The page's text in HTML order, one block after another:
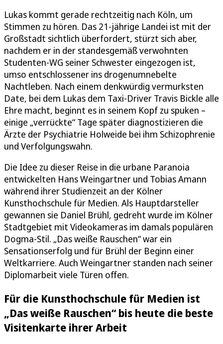
Lukas kommt gerade rechtzeitig nach Köln, um
Stimmen zu hören. Das 21-jährige Landei ist mit der
Großstadt sichtlich überfordert, stürzt sich aber,
nachdem er in der standesgemäß verwohnten
Studenten-WG seiner Schwester eingezogen ist,
umso entschlossener ins drogenumnebelte
Nachtleben. Nach einem denkwürdig vermurksten
Date, bei dem Lukas dem Taxi-Driver Travis Bickle alle
Ehre macht, beginnt es in seinem Kopf zu spuken –
einige „verrückte“ Tage später diagnostizieren die
Ärzte der Psychiatrie Holweide bei ihm Schizophrenie
und Verfolgungswahn.
Die Idee zu dieser Reise in die urbane Paranoia
entwickelten Hans Weingartner und Tobias Amann
während ihrer Studienzeit an der Kölner
Kunsthochschule für Medien. Als Hauptdarsteller
gewannen sie Daniel Brühl, gedreht wurde im Kölner
Stadtgebiet mit Videokameras im damals populären
Dogma-Stil. „Das weiße Rauschen“ war ein
Sensationserfolg und für Brühl der Beginn einer
Weltkarriere. Auch Weingartner standen nach seiner
Diplomarbeit viele Türen offen.
Für die Kunsthochschule für Medien ist
„Das weiße Rauschen“ bis heute die beste
Visitenkarte ihrer Arbeit